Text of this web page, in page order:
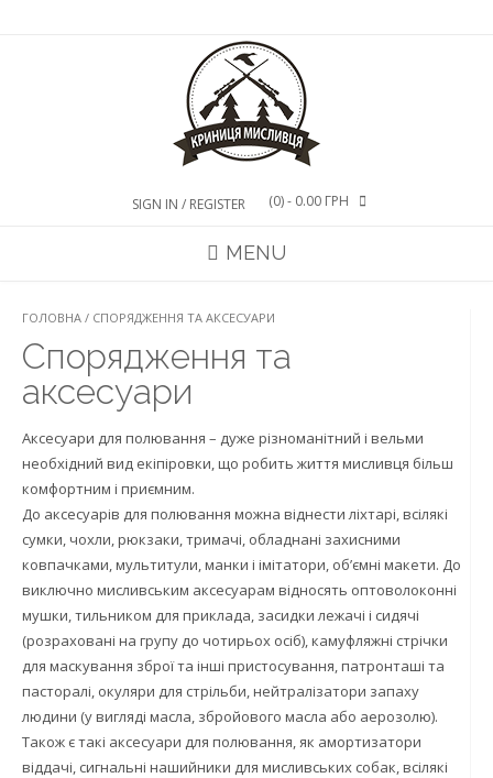
SIGN IN / REGISTER (0)- 0.00 ГРН
MENU
ГОЛОВНА / СПОРЯДЖЕННЯ ТА АКСЕСУАРИ
Спорядження та
аксесуари
Аксесуари для полювання – дуже різноманітний і вельми
необхідний вид екіпіровки, що робить життя мисливця більш
комфортним і приємним.
До аксесуарів для полювання можна віднести ліхтарі, всілякі
сумки, чохли, рюкзаки, тримачі, обладнані захисними
ковпачками, мультитули, манки і імітатори, об’ємні макети. До
виключно мисливським аксесуарам відносять оптоволоконні
мушки, тильником для приклада, засидки лежачі і сидячі
(розраховані на групу до чотирьох осіб), камуфляжні стрічки
для маскування зброї та інші пристосування, патронташі та
пасторалі, окуляри для стрільби, нейтралізатори запаху
людини (у вигляді масла, збройового масла або аерозолю).
Також є такі аксесуари для полювання, як амортизатори
віддачі, сигнальні нашийники для мисливських собак, всілякі